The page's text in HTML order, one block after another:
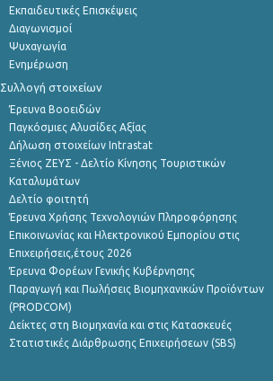
Εκπαιδευτικές Επισκέψεις
Διαγωνισμοί
Ψυχαγωγία
Ενημέρωση
Συλλογή στοιχείων
Έρευνα Βοοειδών
Παγκόσμιες Αλυσίδες Αξίας
Δήλωση στοιχείων Intrastat
Ξένιος ΖΕΥΣ - Δελτίο Κίνησης Τουριστικών
Καταλυμάτων
Δελτίο φοιτητή
Έρευνα Χρήσης Τεχνολογιών Πληροφόρησης
Επικοινωνίας και Ηλεκτρονικού Εμπορίου στις
Επιχειρήσεις,έτους 2026
Έρευνα Φορέων Γενικής Κυβέρνησης
Παραγωγή και Πωλήσεις Βιομηχανικών Προϊόντων
(PRODCOM)
Δείκτες στη Βιομηχανία και στις Κατασκευές
Στατιστικές Διάρθρωσης Επιχειρήσεων (SBS)